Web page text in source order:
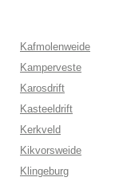
Kafmolenweide
Kamperveste
Karosdrift
Kasteeldrift
Kerkveld
Kikvorsweide
Klingeburg